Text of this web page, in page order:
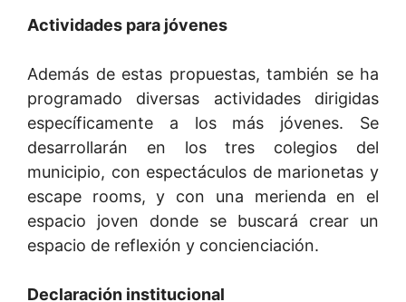
Actividades para jóvenes
Además de estas propuestas, también se ha
programado diversas actividades dirigidas
específicamente a los más jóvenes. Se
desarrollarán en los tres colegios del
municipio, con espectáculos de marionetas y
escape rooms, y con una merienda en el
espacio joven donde se buscará crear un
espacio de reflexión y concienciación.
Declaración institucional